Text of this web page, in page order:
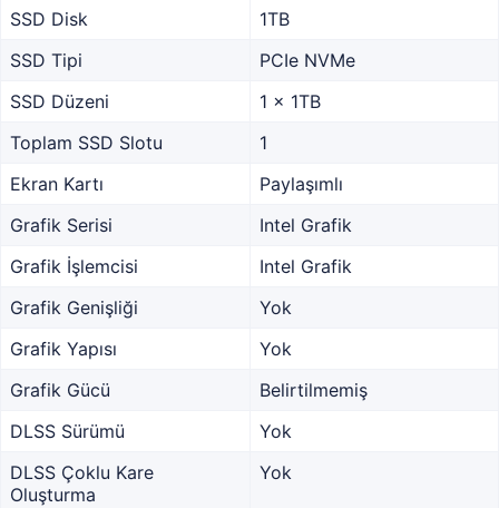
SSD Disk
1TB
SSD Tipi
PCIe NVMe
SSD Düzeni
1 x 1TB
Toplam SSD Slotu
1
Ekran Kartı
Paylaşımlı
Grafik Serisi
Intel Grafik
Grafik İşlemcisi
Intel Grafik
Grafik Genişliği
Yok
Grafik Yapısı
Yok
Grafik Gücü
Belirtilmemiş
DLSS Sürümü
Yok
DLSS Çoklu Kare
Oluşturma
Yok